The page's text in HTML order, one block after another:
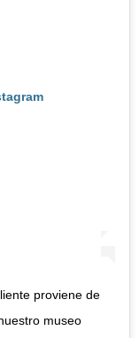
proviene de
museo